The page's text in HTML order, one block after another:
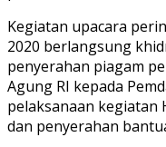
Kegiatan upacara
2020 berlangsung
penyerahan piagam
Agung RI kepada
pelaksanaan kegiatan
dan penyerahan